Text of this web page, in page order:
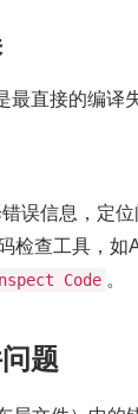
最直接的编译
误信息，定位
检查工具，如
Code 。
题